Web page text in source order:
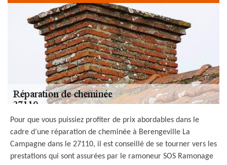
Pour que vous puissiez profiter de prix abordables dans le
cadre d’une réparation de cheminée à Berengeville La
Campagne dans le 27110, il est conseillé de se tourner vers les
prestations qui sont assurées par le ramoneur SOS Ramonage